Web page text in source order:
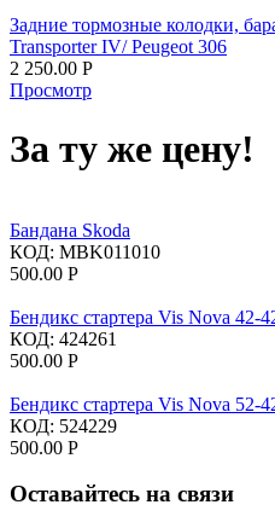
Задние тормозные колодки,
Transporter IV/ Peugeot 306
2 250.00 Р
Просмотр
За ту же цену!
Бандана Skoda
КОД: MBK011010
500.00 Р
Бендикс стартера Vis Nova 42-
КОД: 424261
500.00 Р
Бендикс стартера Vis Nova 52-
КОД: 524229
500.00 Р
Оставайтесь на связи